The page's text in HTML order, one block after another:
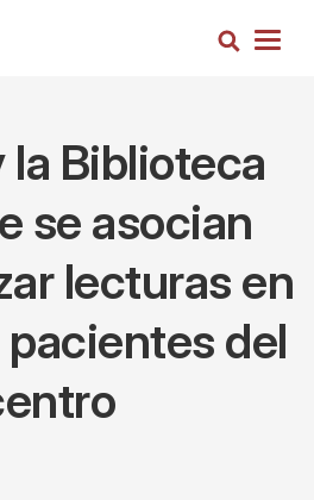
Busca
la Biblioteca
se asocian
lecturas en
pacientes del